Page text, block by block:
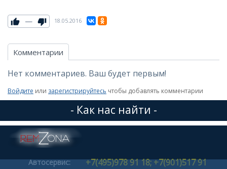
— 18.05.2016
Комментарии
Нет комментариев. Ваш будет первым!
Войдите или зарегистрируйтесь чтобы добавлять комментарии
- Как нас найти -
Автосервис:
+7(495)978 91 18; +7(901)517 91